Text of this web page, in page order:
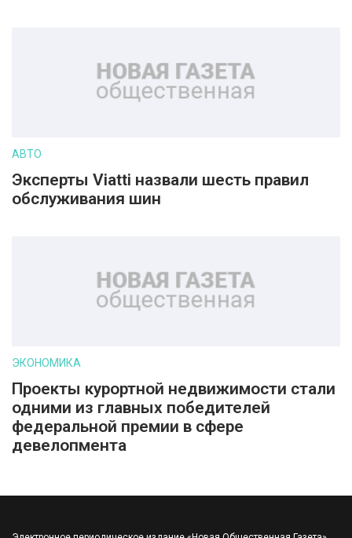
АВТО
Эксперты Viatti назвали шесть правил
обслуживания шин
ЭКОНОМИКА
Проекты курортной недвижимости стали
одними из главных победителей
федеральной премии в сфере
девелопмента